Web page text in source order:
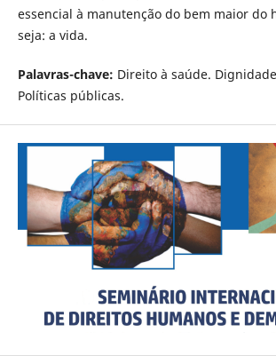
essencial à manutenção do bem maior do
seja: a vida.
Palavras-chave: Direito à saúde.
Políticas públicas.